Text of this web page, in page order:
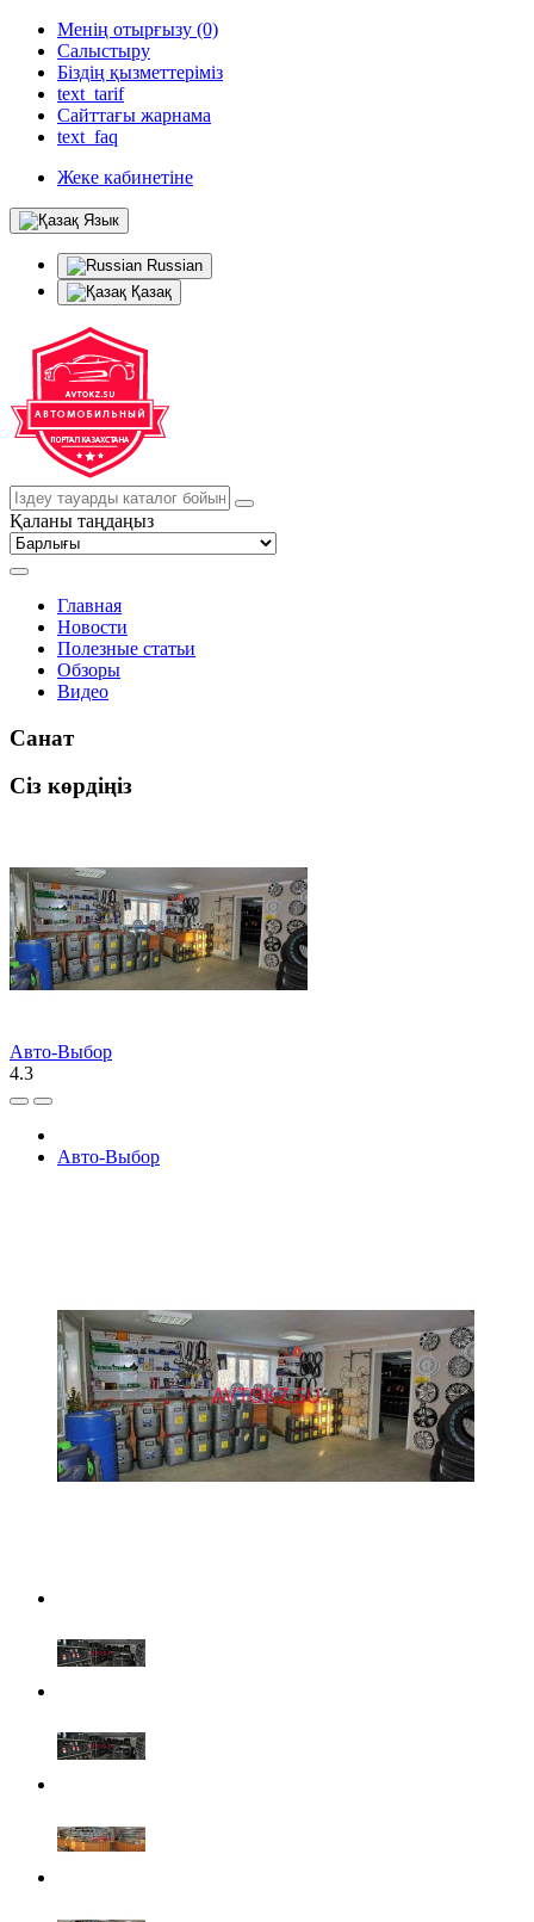
Менің отырғызу (0)
Салыстыру
Біздің қызметтеріміз
text_tarif
Сайттағы жарнама
text_faq
Жеке кабинетіне
Язык
Russian
Қазақ
Қаланы таңдаңыз
Главная
Новости
Полезные статьи
Обзоры
Видео
Санат
Сіз көрдіңіз
Авто-Выбор
4.3
Авто-Выбор